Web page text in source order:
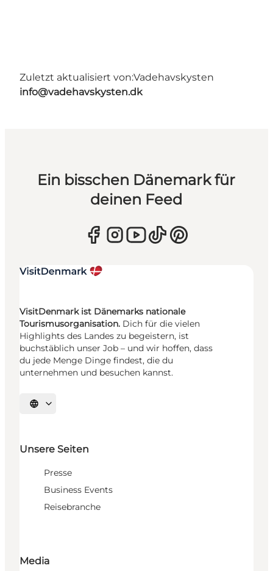
Zuletzt aktualisiert von:Vadehavskysten
info@vadehavskysten.dk
Ein bisschen Dänemark für
deinen Feed
VisitDenmark ist Dänemarks nationale
Tourismusorganisation. Dich für die vielen
Highlights des Landes zu begeistern, ist
buchstäblich unser Job – und wir hoffen, dass
du jede Menge Dinge findest, die du
unternehmen und besuchen kannst.
Sprache auswählen
Unsere Seiten
Presse
Business Events
Reisebranche
Media